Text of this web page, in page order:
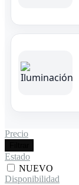
Precio
Estado
NUEVO
Disponibilidad